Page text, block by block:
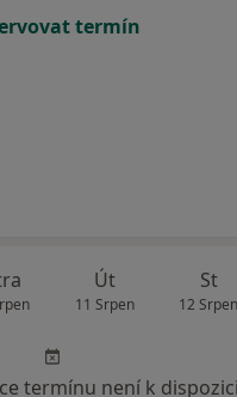
termín
Út
11 Srpen
St
12 Srpen
termínu není k dispozici